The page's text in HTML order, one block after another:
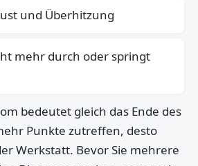
und Überhitzung
mehr durch oder springt
bedeutet gleich das Ende des
Punkte zutreffen, desto
Werkstatt. Bevor Sie mehrere